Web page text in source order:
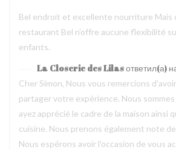
Bel endroit et excellente nourriture Mais
restaurant Bel n’offre aucune flexibilité
enfants.
La Closerie des Lilasответил(а)
Cher Simon, Nous vous remercions
partager votre expérience. Nous
ayez apprécié le cadre de la maison ainsi
cuisine. Nous prenons également note
Nous espérons avoir l’occasion de vous